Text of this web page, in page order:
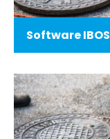
Software IBOS